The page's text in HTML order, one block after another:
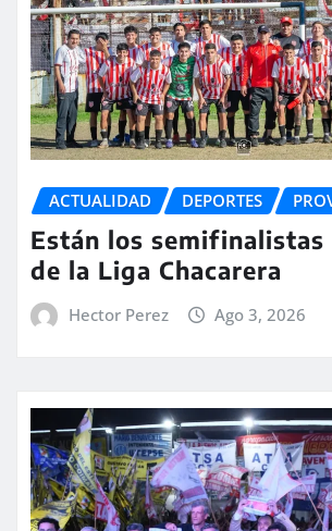
ACTUALIDAD DEPORTES
Están los semifinalistas
de la Liga Chacarera
Hector Perez Ago 3, 2026